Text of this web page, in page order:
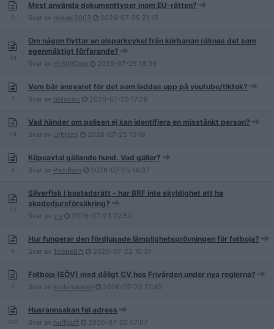
0
Mest använda dokumenttyper inom EU-rätten?
Svar av mikael2003 2026-07-25 21:15
34
Om någon flyttar en elsparkcykel från körbanan räknas det som
egenmäktigt förfarande?
Svar av ImStillCute 2026-07-25 18:39
7
Vem bär ansvaret för det som laddas upp på youtube/tiktok?
Svar av tedshiro 2026-07-25 17:28
24
Vad händer om polisen ej kan identifiera en misstänkt person?
Svar av Urbizzo 2026-07-25 15:18
4
Köpeavtal gällande hund. Vad gäller?
Svar av PamBam 2026-07-25 14:37
77
Silverfisk i bostadsrätt - har BRF inte skyldighet att ha
skadedjursförsäkring?
Svar av y.y 2026-07-23 22:50
6
Hur fungerar den fördjupade lämplighetsprövningen för fotboja?
Svar av Tobbe87t 2026-07-22 10:31
7
Fotboja (EÖV) med dåligt CV hos Frivården under nya reglerna?
Svar av kodsnusaren 2026-07-20 21:49
100
Husrannsakan fel adress
Svar av huffpuff 2026-07-20 07:07